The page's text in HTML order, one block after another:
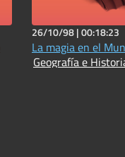
26/10/98 |00:18:23
La magia en el
Geografía e